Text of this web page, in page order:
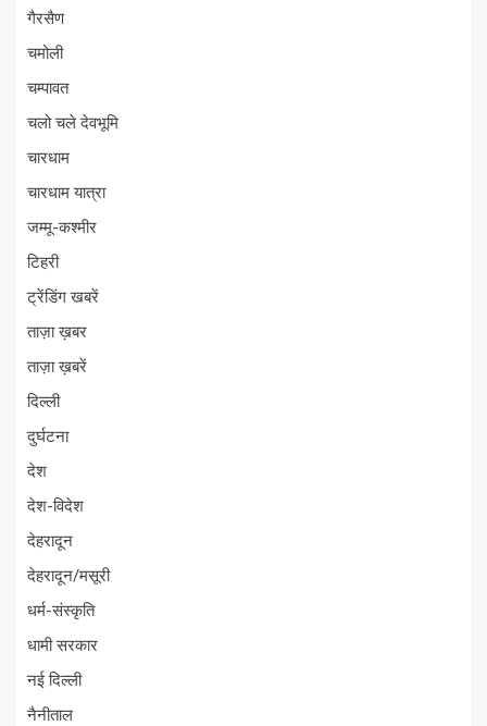
गैरसैण
चमोली
चम्पावत
चलो चले देवभूमि
चारधाम
चारधाम यात्रा
जम्मू-कश्मीर
टिहरी
ट्रेंडिंग खबरें
ताज़ा ख़बर
ताज़ा ख़बरें
दिल्ली
दुर्घटना
देश
देश-विदेश
देहरादून
देहरादून/मसूरी
धर्म-संस्कृति
धामी सरकार
नई दिल्ली
नैनीताल